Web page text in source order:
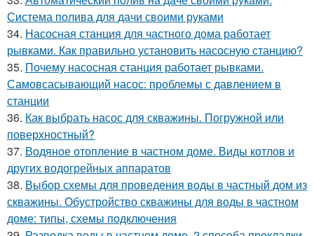
Система полива для дачи своими руками
34. Насосная станция для частного дома работает
рывками. Как правильно установить насосную станцию?
35. Почему насосная станция работает рывками.
Самовсасывающий насос: проблемы с давлением в
станции
36. Как выбрать насос для скважины. Погружной или
поверхностный?
37. Водяное отопление в частном доме. Виды котлов и
других водогрейных аппаратов
38. Выбор схемы для проведения воды в частный дом из
скважины. Обустройство скважины для воды в частном
доме: типы, схемы подключения